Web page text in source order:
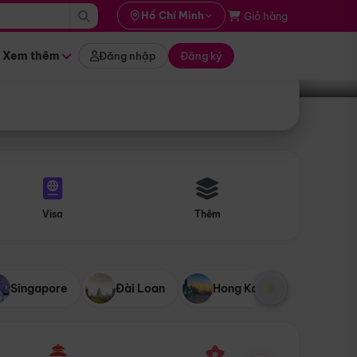
Hồ Chí Minh Giỏ hàng
Xem thêm Đăng nhập Đăng ký
Tìm tour
Visa Thêm
Singapore Đài Loan Hong Kong